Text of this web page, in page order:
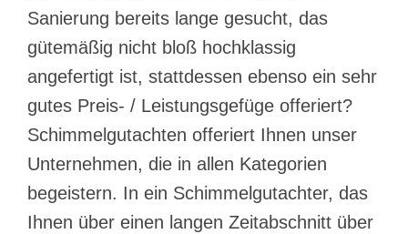
Sanierung bereits lange gesucht, das
gütemäßig nicht bloß hochklassig
angefertigt ist, stattdessen ebenso ein sehr
gutes Preis- / Leistungsgefüge offeriert?
Schimmelgutachten offeriert Ihnen unser
Unternehmen, die in allen Kategorien
begeistern. In ein Schimmelgutachter, das
Ihnen über einen langen Zeitabschnitt über